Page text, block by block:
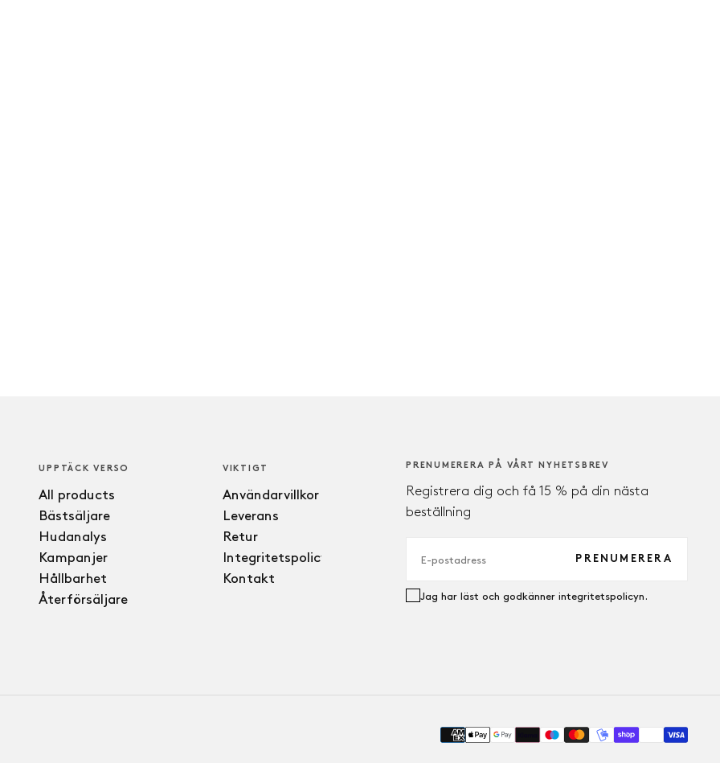
UPPTÄCK VERSO
All products
Bästsäljare
Hudanalys
Kampanjer
Hållbarhet
Återförsäljare
VIKTIGT
Användarvillkor
Leverans
Retur
Integritetspolicy
Kontakt
PRENUMERERA PÅ VÅRT NYHETSBREV
Registrera dig och få 15 % på din nästa
beställning
PRENUMERERA
Jag har läst och godkänner integritetspolicyn.